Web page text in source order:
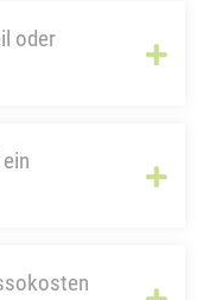
oder